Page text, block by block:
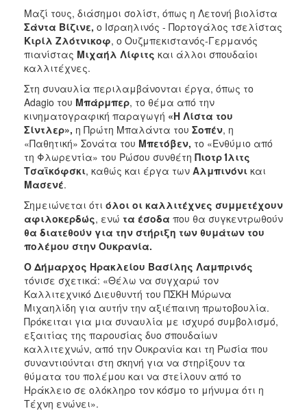
Μαζί τους, διάσημοι σολίστ, όπως η Λετονή βιολίστα
Σάντα Βίζινε, ο Ισραηλινός - Πορτογάλος τσελίστας
Κιρίλ Ζλότνικοφ, ο Ουζμπεκιστανός-Γερμανός
πιανίστας Μιχαήλ Λίφιτς και άλλοι σπουδαίοι
καλλιτέχνες.
Στη συναυλία περιλαμβάνονται έργα, όπως το
Adagio του Μπάρμπερ, το θέμα από την
κινηματογραφική παραγωγή «Η Λίστα του
Σίντλερ», η Πρώτη Μπαλάντα του Σοπέν, η
«Παθητική» Σονάτα του Μπετόβεν, το «Ενθύμιο από
τη Φλωρεντία» του Ρώσου συνθέτη Πιοτρ Ίλιτς
Τσαϊκόφσκι, καθώς και έργα των Αλμπινόνι και
Μασενέ.
Σημειώνεται ότι όλοι οι καλλιτέχνες συμμετέχουν
αφιλοκερδώς, ενώ τα έσοδα που θα συγκεντρωθούν
θα διατεθούν για την στήριξη των θυμάτων του
πολέμου στην Ουκρανία.
O Δήμαρχος Ηρακλείου Βασίλης Λαμπρινός
τόνισε σχετικά: «Θέλω να συγχαρώ τον
Καλλιτεχνικό Διευθυντή του ΠΣΚΗ Μύρωνα
Μιχαηλίδη για αυτήν την αξιέπαινη πρωτοβουλία.
Πρόκειται για μια συναυλία με ισχυρό συμβολισμό,
εξαιτίας της παρουσίας δυο σπουδαίων
καλλιτεχνών, από την Ουκρανία και τη Ρωσία που
συναντιούνται στη σκηνή για να στηρίξουν τα
θύματα του πολέμου και να στείλουν από το
Ηράκλειο σε ολόκληρο τον κόσμο το μήνυμα ότι η
Τέχνη ενώνει».